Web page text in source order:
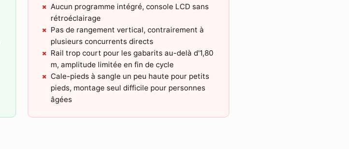
Aucun programme intégré, console LCD sans
rétroéclairage
Pas de rangement vertical, contrairement à
plusieurs concurrents directs
Rail trop court pour les gabarits au-delà d'1,80
m, amplitude limitée en fin de cycle
Cale-pieds à sangle un peu haute pour petits
pieds, montage seul difficile pour personnes
âgées